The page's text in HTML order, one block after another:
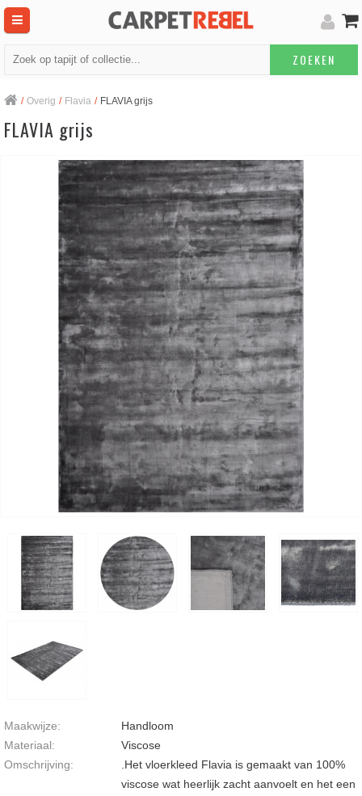
ZOEKEN
/ Overig / Flavia / FLAVIA grijs
FLAVIA grijs
Maakwijze:
Handloom
Materiaal:
Viscose
Omschrijving:
.Het vloerkleed Flavia is gemaakt van 100%
viscose wat heerlijk zacht aanvoelt en het een